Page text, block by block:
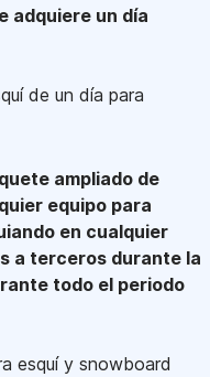
adquiere un día
de un día para
ampliado de
equipo para
en cualquier
a terceros durante la
todo el periodo
esquí y snowboard